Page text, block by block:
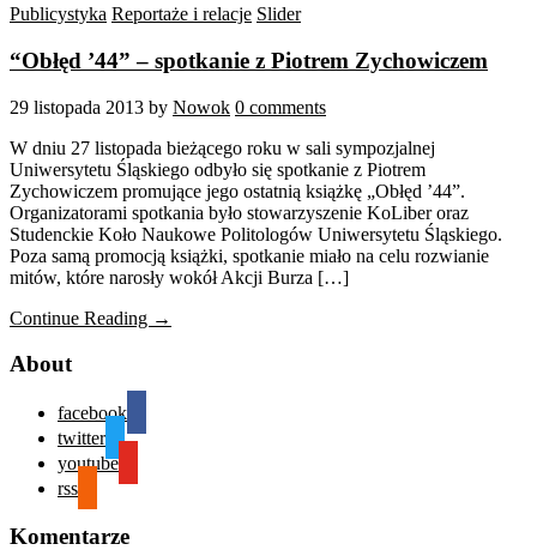
Publicystyka Reportaże i relacje Slider
“Obłęd ’44” – spotkanie z Piotrem Zychowiczem
29 listopada 2013 by Nowok 0 comments
W dniu 27 listopada bieżącego roku w sali sympozjalnej
Uniwersytetu Śląskiego odbyło się spotkanie z Piotrem
Zychowiczem promujące jego ostatnią książkę „Obłęd ’44”.
Organizatorami spotkania było stowarzyszenie KoLiber oraz
Studenckie Koło Naukowe Politologów Uniwersytetu Śląskiego.
Poza samą promocją książki, spotkanie miało na celu rozwianie
mitów, które narosły wokół Akcji Burza […]
Continue Reading →
About
facebook
twitter
youtube
rss
Komentarze